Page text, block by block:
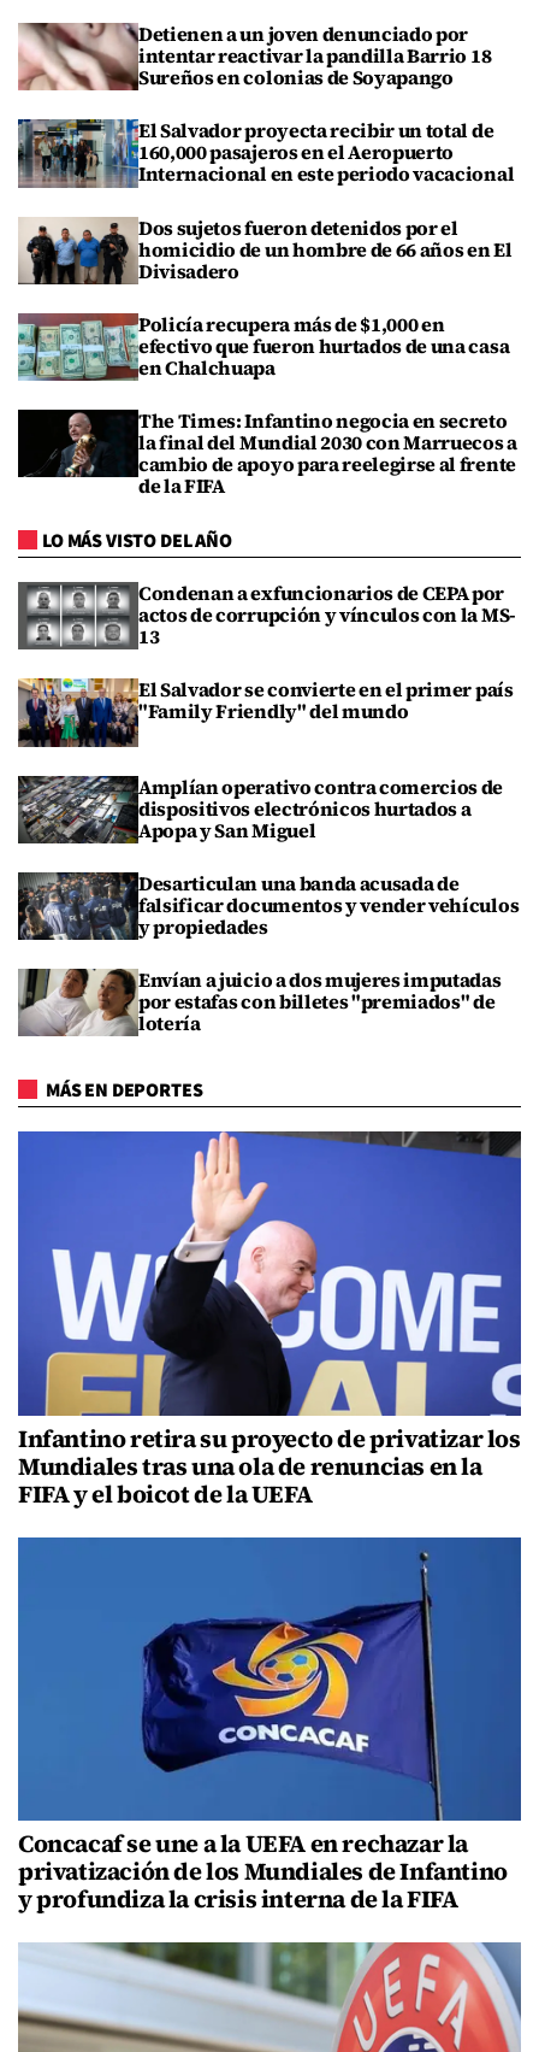
Detienen a un joven denunciado por
intentar reactivar la pandilla Barrio 18
Sureños en colonias de Soyapango
El Salvador proyecta recibir un total de
160,000 pasajeros en el Aeropuerto
Internacional en este periodo vacacional
Dos sujetos fueron detenidos por el
homicidio de un hombre de 66 años en El
Divisadero
Policía recupera más de $1,000 en
efectivo que fueron hurtados de una casa
en Chalchuapa
The Times: Infantino negocia en secreto
la final del Mundial 2030 con Marruecos a
cambio de apoyo para reelegirse al frente
de la FIFA
LO MÁS VISTO DEL AÑO
Condenan a exfuncionarios de CEPA por
actos de corrupción y vínculos con la MS-
13
El Salvador se convierte en el primer país
"Family Friendly" del mundo
Amplían operativo contra comercios de
dispositivos electrónicos hurtados a
Apopa y San Miguel
Desarticulan una banda acusada de
falsificar documentos y vender vehículos
y propiedades
Envían a juicio a dos mujeres imputadas
por estafas con billetes "premiados" de
lotería
MÁS EN DEPORTES
Infantino retira su proyecto de privatizar los
Mundiales tras una ola de renuncias en la
FIFA y el boicot de la UEFA
Concacaf se une a la UEFA en rechazar la
privatización de los Mundiales de Infantino
y profundiza la crisis interna de la FIFA